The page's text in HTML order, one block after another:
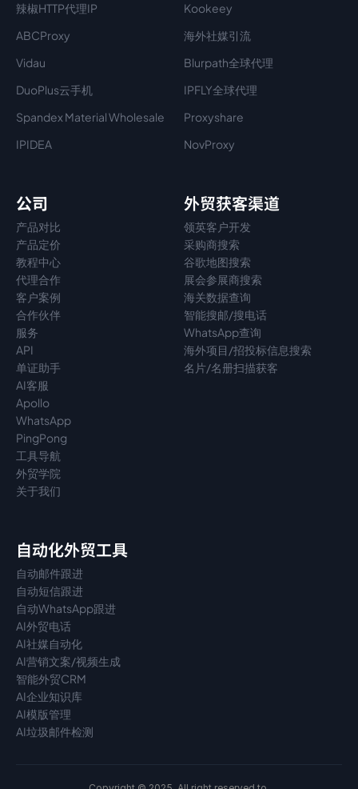
辣椒HTTP代理IP
Kookeey
ABCProxy
海外社媒引流
Vidau
Blurpath全球代理
DuoPlus云手机
IPFLY全球代理
Spandex Material Wholesale​
Proxyshare
IPIDEA
NovProxy
公司
产品对比
产品定价
教程中心
代理合作
客户案例
合作伙伴
服务
API
单证助手
AI客服
Apollo
WhatsApp
PingPong
工具导航
外贸学院
关于我们
外贸获客渠道
领英客户开发
采购商搜索
谷歌地图搜索
展会参展商搜索
海关数据查询
智能搜邮/搜电话
WhatsApp查询
海外项目/招投标信息搜索
名片/名册扫描获客
自动化外贸工具
自动邮件跟进
自动短信跟进
自动WhatsApp跟进
AI外贸电话
AI社媒自动化
AI营销文案/视频生成
智能外贸CRM
AI企业知识库
AI模版管理
AI垃圾邮件检测